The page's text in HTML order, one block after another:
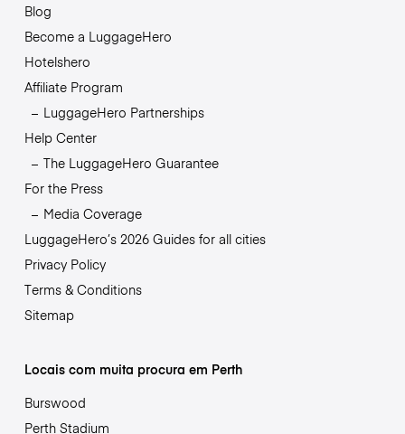
Blog
Become a LuggageHero
Hotelshero
Affiliate Program
LuggageHero Partnerships
Help Center
The LuggageHero Guarantee
For the Press
Media Coverage
LuggageHero’s 2026 Guides for all cities
Privacy Policy
Terms & Conditions
Sitemap
Locais com muita procura em Perth
Burswood
Perth Stadium